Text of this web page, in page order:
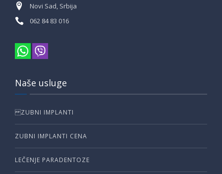
Novi Sad, Srbija
062 84 83 016
Naše usluge
ZUBNI IMPLANTI
ZUBNI IMPLANTI CENA
LEČENJE PARADENTOZE